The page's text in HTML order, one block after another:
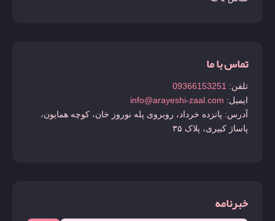
تماس با ما
تلفن: 09366153251
ایمیل: info@arayeshi-zaal.com
آدرس: پانزده خرداد، روبروی پله نوروز خان، کوچه همایون،
پاساژ کبیری، پلاک ۳۵
خبرنامه